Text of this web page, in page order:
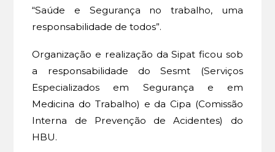
“Saúde e Segurança no trabalho, uma
responsabilidade de todos”.
Organização e realização da Sipat ficou sob
a responsabilidade do Sesmt (Serviços
Especializados em Segurança e em
Medicina do Trabalho) e da Cipa (Comissão
Interna de Prevenção de Acidentes) do
HBU.